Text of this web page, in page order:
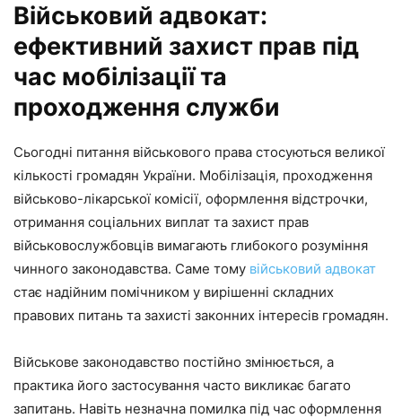
Військовий адвокат:
ефективний захист прав під
час мобілізації та
проходження служби
Сьогодні питання військового права стосуються великої
кількості громадян України. Мобілізація, проходження
військово-лікарської комісії, оформлення відстрочки,
отримання соціальних виплат та захист прав
військовослужбовців вимагають глибокого розуміння
чинного законодавства. Саме тому військовий адвокат
стає надійним помічником у вирішенні складних
правових питань та захисті законних інтересів громадян.
Військове законодавство постійно змінюється, а
практика його застосування часто викликає багато
запитань. Навіть незначна помилка під час оформлення